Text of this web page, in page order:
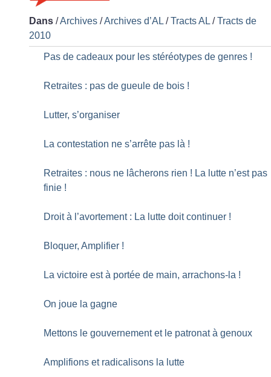
Dans /Archives /Archives d’AL /Tracts AL /Tracts de
2010
Pas de cadeaux pour les stéréotypes de genres !
Retraites : pas de gueule de bois !
Lutter, s’organiser
La contestation ne s’arrête pas là !
Retraites : nous ne lâcherons rien ! La lutte n’est pas
finie !
Droit à l’avortement : La lutte doit continuer !
Bloquer, Amplifier !
La victoire est à portée de main, arrachons-la !
On joue la gagne
Mettons le gouvernement et le patronat à genoux
Amplifions et radicalisons la lutte